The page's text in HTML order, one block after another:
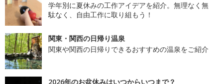
学年別に夏休みの工作アイデアを紹介。無理なく無
駄なく、自由工作に取り組もう！
関東・関西の日帰り温泉
関東や関西の日帰りできるおすすめの温泉をご紹介
2026年のお盆休みはいつからいつまで？